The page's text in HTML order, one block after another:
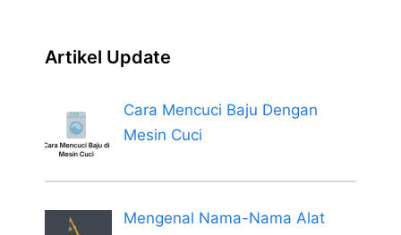
Artikel Update
Cara Mencuci Baju Dengan
Mesin Cuci
Mengenal Nama-Nama Alat